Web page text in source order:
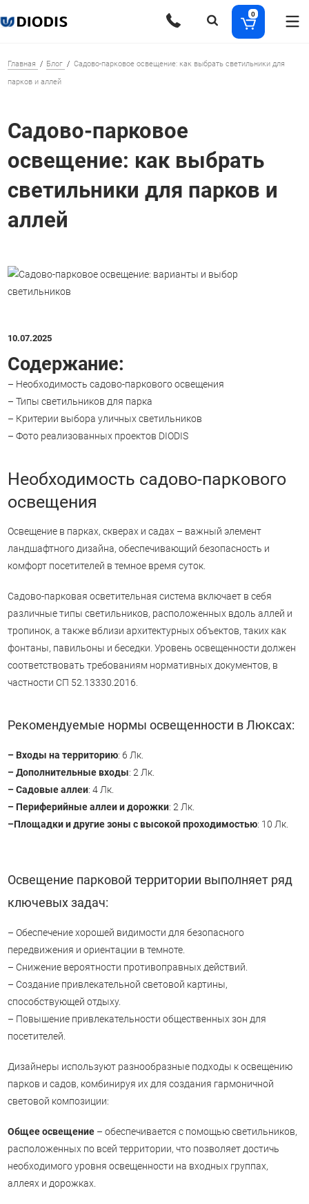
0
Главная Блог
Садово-парковое освещение: как выбрать светильники для
парков и аллей
Садово-парковое
освещение: как выбрать
светильники для парков и
аллей
10.07.2025
Содержание:
– Необходимость садово-паркового освещения
– Типы светильников для парка
– Критерии выбора уличных светильников
– Фото реализованных проектов DIODIS
Необходимость садово-паркового
освещения
Освещение в парках, скверах и садах – важный элемент
ландшафтного дизайна, обеспечивающий безопасность и
комфорт посетителей в темное время суток.
Садово-парковая осветительная система включает в себя
различные типы светильников, расположенных вдоль аллей и
тропинок, а также вблизи архитектурных объектов, таких как
фонтаны, павильоны и беседки. Уровень освещенности должен
соответствовать требованиям нормативных документов, в
частности СП 52.13330.2016.
Рекомендуемые нормы освещенности в Люксах:
– Входы на территорию: 6 Лк.
– Дополнительные входы: 2 Лк.
– Садовые аллеи: 4 Лк.
– Периферийные аллеи и дорожки: 2 Лк.
–Площадки и другие зоны с высокой проходимостью: 10 Лк.
Освещение парковой территории выполняет ряд
ключевых задач:
– Обеспечение хорошей видимости для безопасного
передвижения и ориентации в темноте.
– Снижение вероятности противоправных действий.
– Создание привлекательной световой картины,
способствующей отдыху.
– Повышение привлекательности общественных зон для
посетителей.
Дизайнеры используют разнообразные подходы к освещению
парков и садов, комбинируя их для создания гармоничной
световой композиции:
Общее освещение – обеспечивается с помощью светильников,
расположенных по всей территории, что позволяет достичь
необходимого уровня освещенности на входных группах,
аллеях и дорожках.